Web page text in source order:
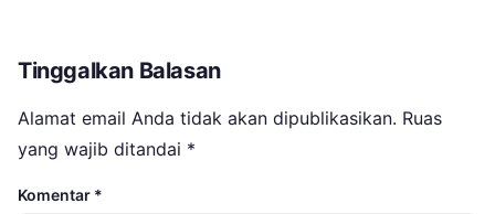
Tinggalkan Balasan
Alamat email Anda tidak akan dipublikasikan. Ruas
yang wajib ditandai *
Komentar *